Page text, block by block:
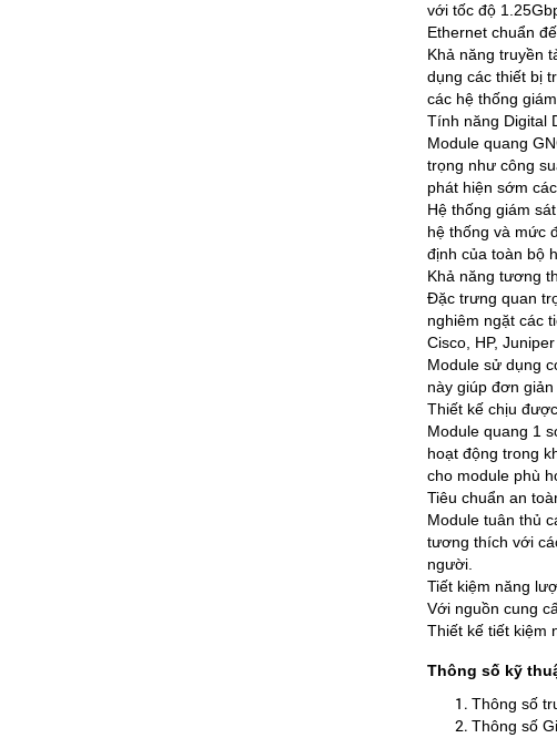
với tốc độ
Ethernet chuẩn
Khả năng truyền
dụng các thiết bị
các hệ thống
Tính năng Digital
Module quang
trọng như công
phát hiện sớm
Hệ thống giám
hệ thống và mức
định của toàn bộ
Khả năng tương
Đặc trưng quan
nghiêm ngặt các
Cisco, HP,
Module sử dụng
này giúp đơn
Thiết kế chịu
Module quang 1
hoạt động trong
cho module phù
Tiêu chuẩn an
Module tuân thủ
tương thích với
người.
Tiết kiệm năng
Với nguồn cung
Thiết kế tiết kiệm
Thông số kỹ
Thông số
Thông số